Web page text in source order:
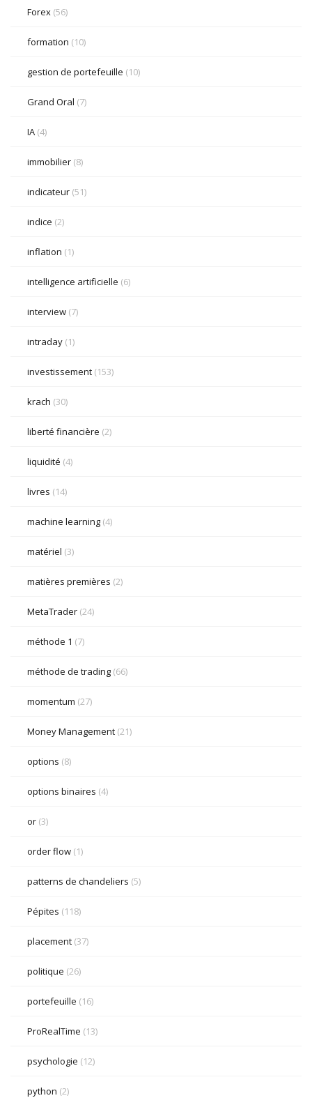
Forex (56)
formation (10)
gestion de portefeuille (10)
Grand Oral (7)
IA (4)
immobilier (8)
indicateur (51)
indice (2)
inflation (1)
intelligence artificielle (6)
interview (7)
intraday (1)
investissement (153)
krach (30)
liberté financière (2)
liquidité (4)
livres (14)
machine learning (4)
matériel (3)
matières premières (2)
MetaTrader (24)
méthode 1 (7)
méthode de trading (66)
momentum (27)
Money Management (21)
options (8)
options binaires (4)
or (3)
order flow (1)
patterns de chandeliers (5)
Pépites (118)
placement (37)
politique (26)
portefeuille (16)
ProRealTime (13)
psychologie (12)
python (2)